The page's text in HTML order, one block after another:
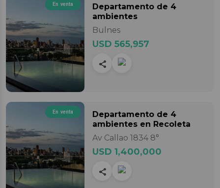
En venta Departamento de 4
ambientes
Bulnes
USD 565,957
En venta Departamento de 4
ambientes en Recoleta
Av Callao 1834 8°
USD 1,400,000